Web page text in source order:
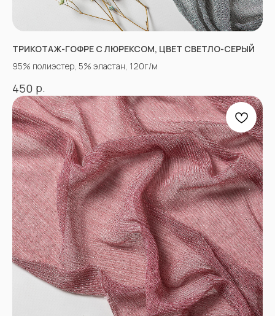
ТРИКОТАЖ-ГОФРЕ С ЛЮРЕКСОМ, ЦВЕТ СВЕТЛО-СЕРЫЙ
95% полиэстер, 5% эластан, 120г/м
450 р.
tkani357@yandex.ru
ВКОНТАКТЕ
ОДНОКЛАССНИКИ
INSTAGRAM*
TIK TOK*
YOU TUBE
СОЦСЕТИ